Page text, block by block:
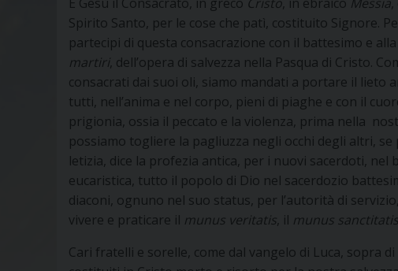
Spirito Santo, per le cose che patì, costituito Signore.
partecipi di questa consacrazione con il battesimo e
martiri, dell’opera di salvezza nella Pasqua di Cristo.
consacrati dai suoi oli, siamo mandati a portare il lieto
tutti, nell’anima e nel corpo, pieni di piaghe e con il
prigionia, ossia il peccato e la violenza, prima nella
possiamo togliere la pagliuzza negli occhi degli altri,
letizia, dice la profezia antica, per i nuovi sacerdoti,
eucaristica, tutto il popolo di Dio nel sacerdozio
diaconi, ognuno nel suo status, per l’autorità di
vivere e praticare il munus veritatis, il munus sanctitatis
Cari fratelli e sorelle, come dal vangelo di Luca, sopra